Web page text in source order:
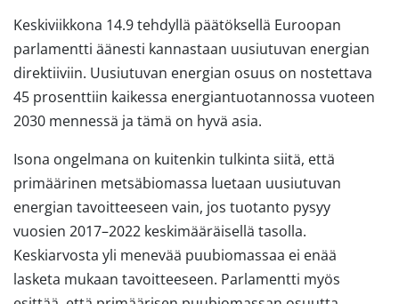
Keskiviikkona 14.9 tehdyllä päätöksellä Euroopan
parlamentti äänesti kannastaan uusiutuvan energian
direktiiviin. Uusiutuvan energian osuus on nostettava
45 prosenttiin kaikessa energiantuotannossa vuoteen
2030 mennessä ja tämä on hyvä asia.
Isona ongelmana on kuitenkin tulkinta siitä, että
primäärinen metsäbiomassa luetaan uusiutuvan
energian tavoitteeseen vain, jos tuotanto pysyy
vuosien 2017–2022 keskimääräisellä tasolla.
Keskiarvosta yli menevää puubiomassaa ei enää
lasketa mukaan tavoitteeseen. Parlamentti myös